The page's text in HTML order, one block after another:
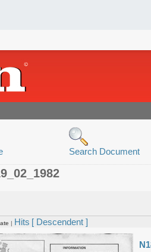
Search Document
| Hits [ Descendent ]